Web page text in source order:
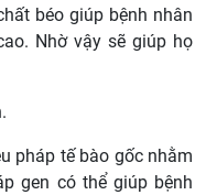
béo giúp bệnh nhân
Nhờ vậy sẽ giúp họ
pháp tế bào gốc nhằm
gen có thể giúp bệnh